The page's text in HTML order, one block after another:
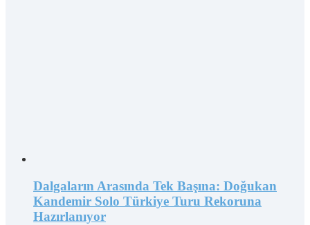
Dalgaların Arasında Tek Başına: Doğukan
Kandemir Solo Türkiye Turu Rekoruna
Hazırlanıyor